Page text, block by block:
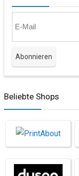
Beliebte Shops